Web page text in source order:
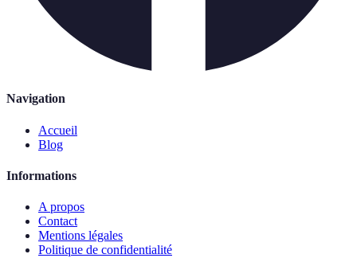
Navigation
Accueil
Blog
Informations
A propos
Contact
Mentions légales
Politique de confidentialité